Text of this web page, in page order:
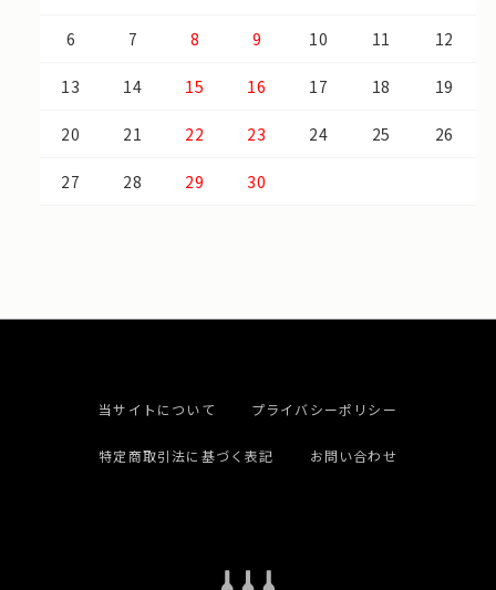
6 7 8 9 10 11 12
13 14 15 16 17 18 19
20 21 22 23 24 25 26
27 28 29 30
当サイトについて プライバシーポリシー
特定商取引法に基づく表記 お問い合わせ